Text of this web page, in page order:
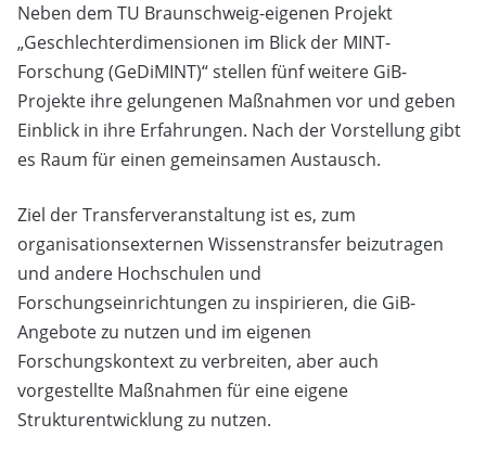
Neben dem TU Braunschweig-eigenen Projekt
„Geschlechterdimensionen im Blick der MINT-
Forschung (GeDiMINT)“ stellen fünf weitere GiB-
Projekte ihre gelungenen Maßnahmen vor und geben
Einblick in ihre Erfahrungen. Nach der Vorstellung gibt
es Raum für einen gemeinsamen Austausch.
Ziel der Transferveranstaltung ist es, zum
organisationsexternen Wissenstransfer beizutragen
und andere Hochschulen und
Forschungseinrichtungen zu inspirieren, die GiB-
Angebote zu nutzen und im eigenen
Forschungskontext zu verbreiten, aber auch
vorgestellte Maßnahmen für eine eigene
Strukturentwicklung zu nutzen.